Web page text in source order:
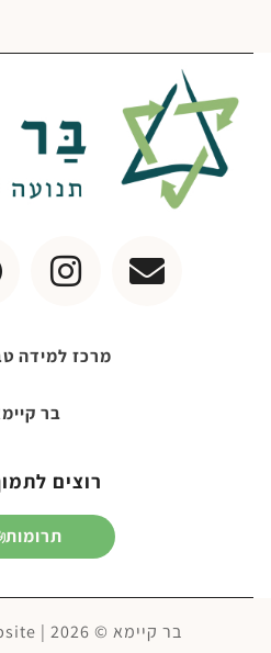
מרכז למידה
בר
רוצים
תרומות
בר קיימא © 2026 | A